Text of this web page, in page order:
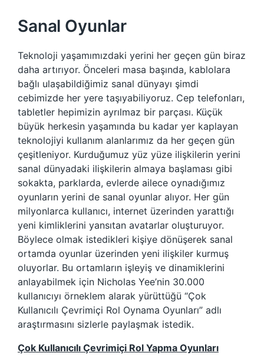
Sanal Oyunlar
Teknoloji yaşamımızdaki yerini her geçen gün biraz
daha artırıyor. Önceleri masa başında, kablolara
bağlı ulaşabildiğimiz sanal dünyayı şimdi
cebimizde her yere taşıyabiliyoruz. Cep telefonları,
tabletler hepimizin ayrılmaz bir parçası. Küçük
büyük herkesin yaşamında bu kadar yer kaplayan
teknolojiyi kullanım alanlarımız da her geçen gün
çeşitleniyor. Kurduğumuz yüz yüze ilişkilerin yerini
sanal dünyadaki ilişkilerin almaya başlaması gibi
sokakta, parklarda, evlerde ailece oynadığımız
oyunların yerini de sanal oyunlar alıyor. Her gün
milyonlarca kullanıcı, internet üzerinden yarattığı
yeni kimliklerini yansıtan avatarlar oluşturuyor.
Böylece olmak istedikleri kişiye dönüşerek sanal
ortamda oyunlar üzerinden yeni ilişkiler kurmuş
oluyorlar. Bu ortamların işleyiş ve dinamiklerini
anlayabilmek için Nicholas Yee’nin 30.000
kullanıcıyı örneklem alarak yürüttüğü “Çok
Kullanıcılı Çevrimiçi Rol Oynama Oyunları” adlı
araştırmasını sizlerle paylaşmak istedik.
Çok Kullanıcılı Çevrimiçi Rol Yapma Oyunları